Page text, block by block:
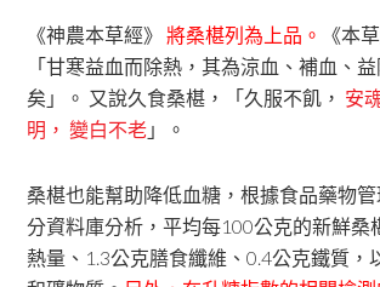
《神農本草經》將桑椹列為上品。
《本
「甘寒益血而除熱，其為涼血、補血、
矣」。 又說久食桑椹，「久服不飢， 安
明， 變白不老 」。
桑椹也能幫助降低血糖，根據食品藥物
分資料庫分析，平均每100公克的新鮮桑
熱量、1.3公克膳食纖維、0.4公克鐵質，